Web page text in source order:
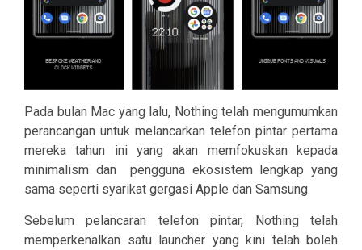
Pada bulan Mac yang lalu, Nothing telah mengumumkan
perancangan untuk melancarkan telefon pintar pertama
mereka tahun ini yang akan memfokuskan kepada
minimalism dan pengguna ekosistem lengkap yang
sama seperti syarikat gergasi Apple dan Samsung.
Sebelum pelancaran telefon pintar, Nothing telah
memperkenalkan satu launcher yang kini telah boleh